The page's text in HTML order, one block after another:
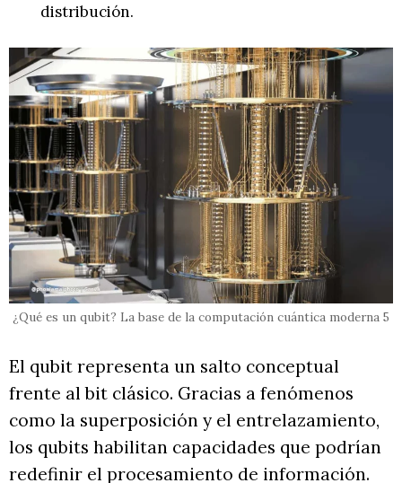
distribución.
¿Qué es un qubit? La base de la computación cuántica moderna 5
El qubit representa un salto conceptual
frente al bit clásico. Gracias a fenómenos
como la superposición y el entrelazamiento,
los qubits habilitan capacidades que podrían
redefinir el procesamiento de información.